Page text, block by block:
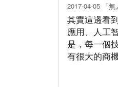
2017-04-05 「
其實這邊看
應用、人工
是，每一個
有很大的商